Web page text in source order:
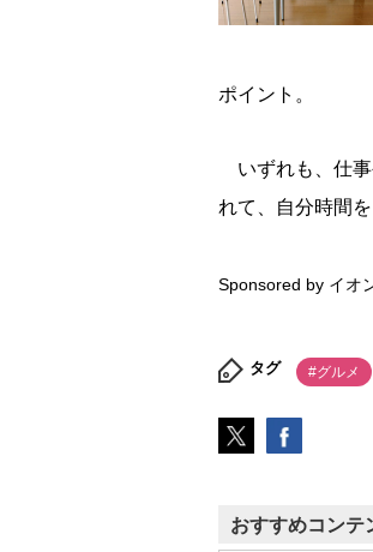
ポイント。
いずれも、仕事
れて、自分時間
Sponsored by イオ
タグ #グルメ
おすすめコンテ